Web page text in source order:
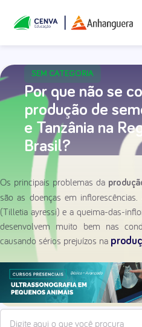
SEM CATEGORIA
Por que não se
produção de
e Tanzânia na
Brasil?
Os principais problemas da
são as doenças em
(Tilletia ayressi) e a queima-das-
desenvolvem muito bem nas
causando sérios prejuízos na